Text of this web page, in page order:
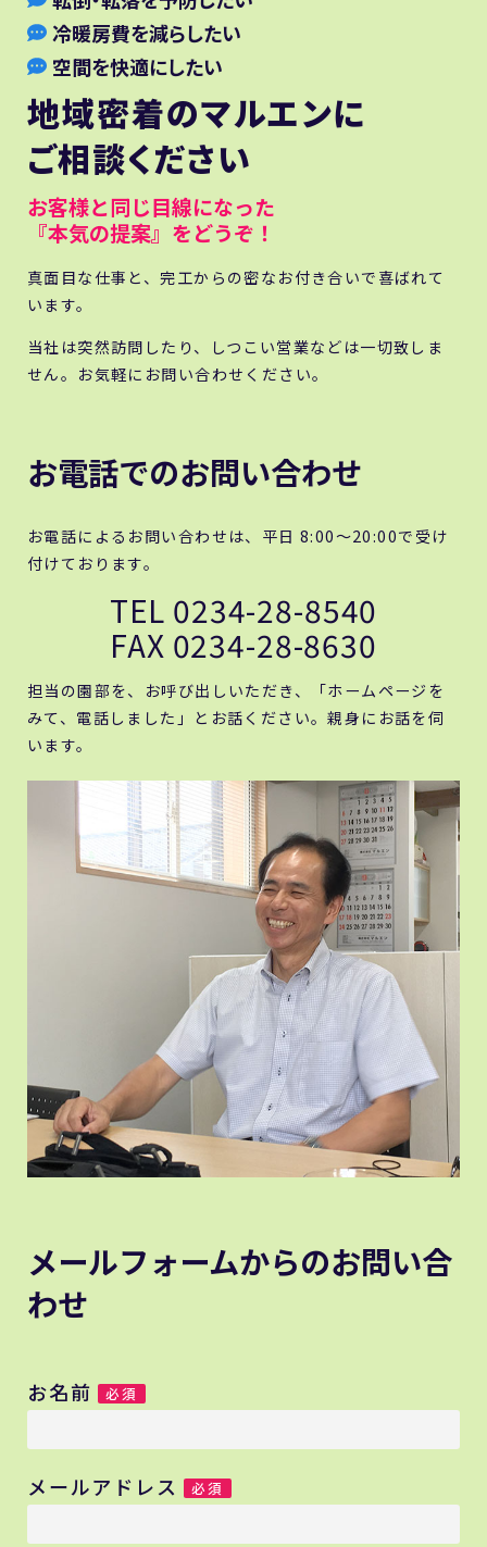
冷暖房費を減らしたい
空間を快適にしたい
地域密着のマルエンに
ご相談ください
お客様と同じ目線になった
『本気の提案』をどうぞ！
真面目な仕事と、完工からの密なお付き合いで喜ばれて
います。
当社は突然訪問したり、しつこい営業などは一切致しま
せん。お気軽にお問い合わせください。
お電話でのお問い合わせ
お電話によるお問い合わせは、平日 8:00～20:00で受け
付けております。
TEL 0234-28-8540
FAX 0234-28-8630
担当の園部を、お呼び出しいただき、「ホームページを
みて、電話しました」とお話ください。親身にお話を伺
います。
メールフォームからのお問い合
わせ
お名前 必須
メールアドレス 必須